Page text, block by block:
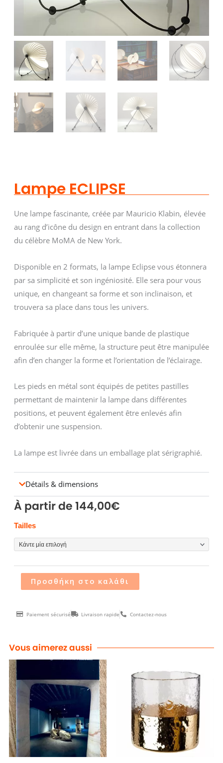
Lampe ECLIPSE
Une lampe fascinante, créée par Mauricio Klabin, élevée
au rang d’icône du design en entrant dans la collection
du célèbre MoMA de New York.
Disponible en 2 formats, la lampe Eclipse vous étonnera
par sa simplicité et son ingéniosité. Elle sera pour vous
unique, en changeant sa forme et son inclinaison, et
trouvera sa place dans tous les univers.
Fabriquée à partir d’une unique bande de plastique
enroulée sur elle même, la structure peut être manipulée
afin d’en changer la forme et l’orientation de l’éclairage.
Les pieds en métal sont équipés de petites pastilles
permettant de maintenir la lampe dans différentes
positions, et peuvent également être enlevés afin
d’obtenir une suspension.
La lampe est livrée dans un emballage plat sérigraphié.
Détails & dimensions
À partir de144,00€
Tailles
Lampe
ECLIPSE
ποσότητα
Προσθήκη στο καλάθι
Paiement sécurisé Livraison rapide Contactez-nous
Vous aimerez aussi